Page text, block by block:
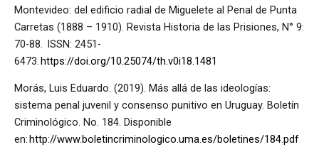
Montevideo: del edificio radial de Miguelete al Penal de Punta
Carretas (1888 – 1910). Revista Historia de las Prisiones, N° 9:
70-88. ISSN: 2451-
6473. https://doi.org/10.25074/th.v0i18.1481
Morás, Luis Eduardo. (2019). Más allá de las ideologías:
sistema penal juvenil y consenso punitivo en Uruguay. Boletín
Criminológico. No. 184. Disponible
en:http://www.boletincriminologico.uma.es/boletines/184.pdf